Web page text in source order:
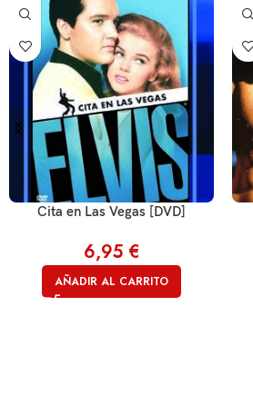
Cita en Las Vegas [DVD]
6,95 €
AÑADIR AL CARRITO